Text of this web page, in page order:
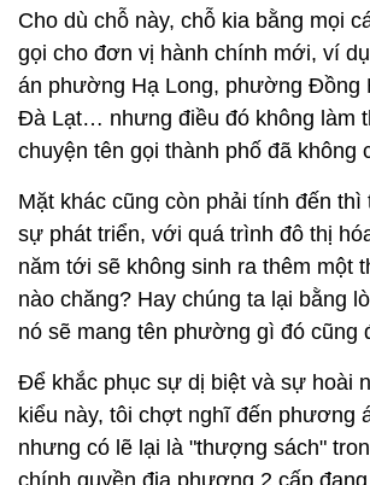
Cho dù chỗ này, chỗ kia bằng mọi
gọi cho đơn vị hành chính mới, ví
án phường Hạ Long, phường Đồng
Đà Lạt… nhưng điều đó không làm
chuyện tên gọi thành phố đã không
Mặt khác cũng còn phải tính đến
sự phát triển, với quá trình đô thị
năm tới sẽ không sinh ra thêm một
nào chăng? Hay chúng ta lại bằng
nó sẽ mang tên phường gì đó cũng
Để khắc phục sự dị biệt và sự hoài
kiểu này, tôi chợt nghĩ đến phương
nhưng có lẽ lại là "thượng sách"
chính quyền địa phương 2 cấp